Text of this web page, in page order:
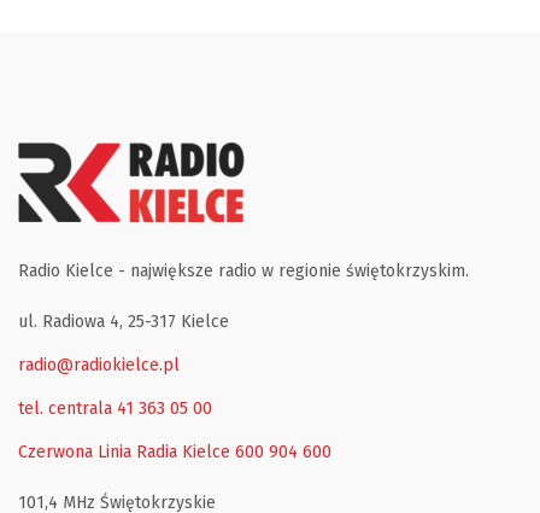
Radio Kielce - największe radio w regionie świętokrzyskim.
ul. Radiowa 4, 25-317 Kielce
radio@radiokielce.pl
tel. centrala 41 363 05 00
Czerwona Linia Radia Kielce 600 904 600
101,4 MHz Świętokrzyskie